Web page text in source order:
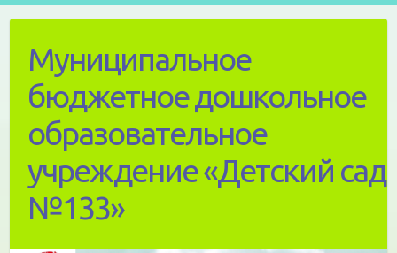
contentМуниципальное
бюджетное дошкольное
образовательное
учреждение «Детский сад
№133»